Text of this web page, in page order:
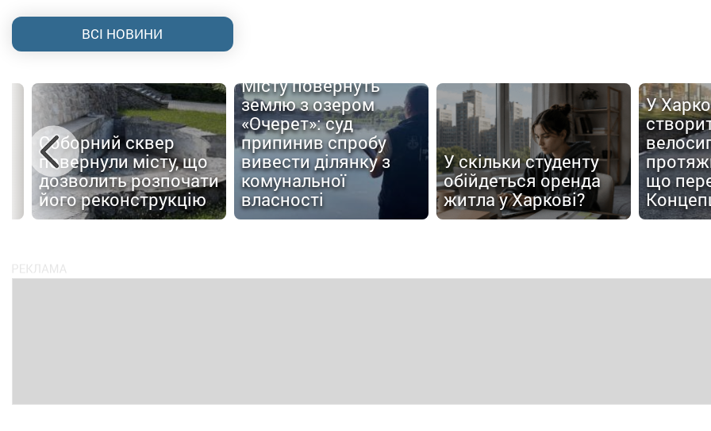
ВСІ НОВИНИ
Соборний сквер
повернули місту, що
дозволить розпочати
його реконструкцію
Місту повернуть
землю з озером
«Очерет»: суд
припинив спробу
вивести ділянку з
комунальної
власності
У скільки студенту
обійдеться оренда
житла у Харкові?
У
що